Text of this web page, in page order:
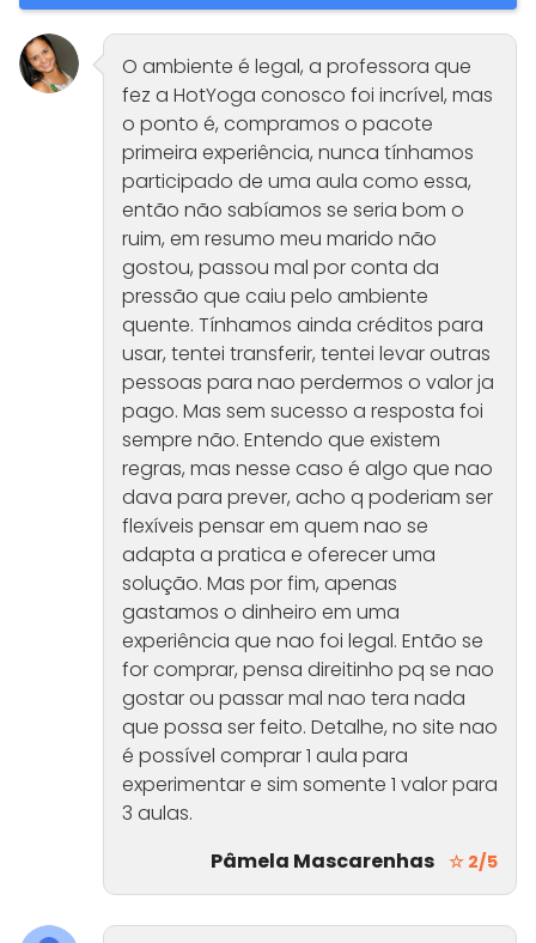
O ambiente é legal, a professora que
fez a HotYoga conosco foi incrível, mas
o ponto é, compramos o pacote
primeira experiência, nunca tínhamos
participado de uma aula como essa,
então não sabíamos se seria bom o
ruim, em resumo meu marido não
gostou, passou mal por conta da
pressão que caiu pelo ambiente
quente. Tínhamos ainda créditos para
usar, tentei transferir, tentei levar outras
pessoas para nao perdermos o valor ja
pago. Mas sem sucesso a resposta foi
sempre não. Entendo que existem
regras, mas nesse caso é algo que nao
dava para prever, acho q poderiam ser
flexíveis pensar em quem nao se
adapta a pratica e oferecer uma
solução. Mas por fim, apenas
gastamos o dinheiro em uma
experiência que nao foi legal. Então se
for comprar, pensa direitinho pq se nao
gostar ou passar mal nao tera nada
que possa ser feito. Detalhe, no site nao
é possível comprar 1 aula para
experimentar e sim somente 1 valor para
3 aulas.
Pâmela Mascarenhas ☆ 2/5